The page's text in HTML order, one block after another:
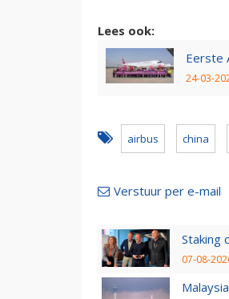
Lees ook:
Eerste
24-03-
airbus china
Verstuur per e-mail
Staking
07-08-